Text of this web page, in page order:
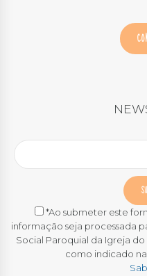
*Ao submeter este
informação seja processada
Social Paroquial da Igreja
como indicado